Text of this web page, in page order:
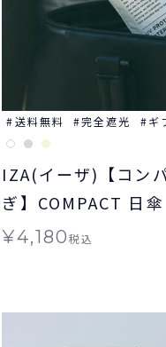
送料無料 完全遮光 ギ
IZA(イーザ)【コン
ぎ】COMPACT 日
ギフト対象 晴雨兼用
¥4,180税込